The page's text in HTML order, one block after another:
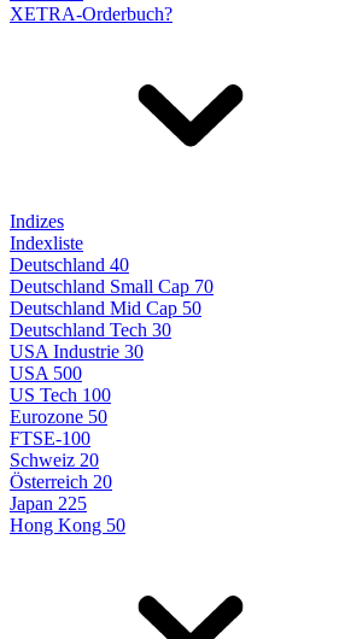
XETRA-Orderbuch?
Indizes
Indexliste
Deutschland 40
Deutschland Small Cap 70
Deutschland Mid Cap 50
Deutschland Tech 30
USA Industrie 30
USA 500
US Tech 100
Eurozone 50
FTSE-100
Schweiz 20
Österreich 20
Japan 225
Hong Kong 50